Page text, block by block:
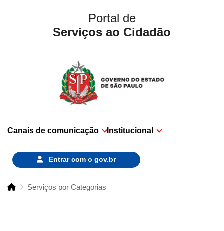
Portal de
Serviços ao Cidadão
Canais de comunicação Institucional
Entrar com o gov.br
Serviços por Categorias